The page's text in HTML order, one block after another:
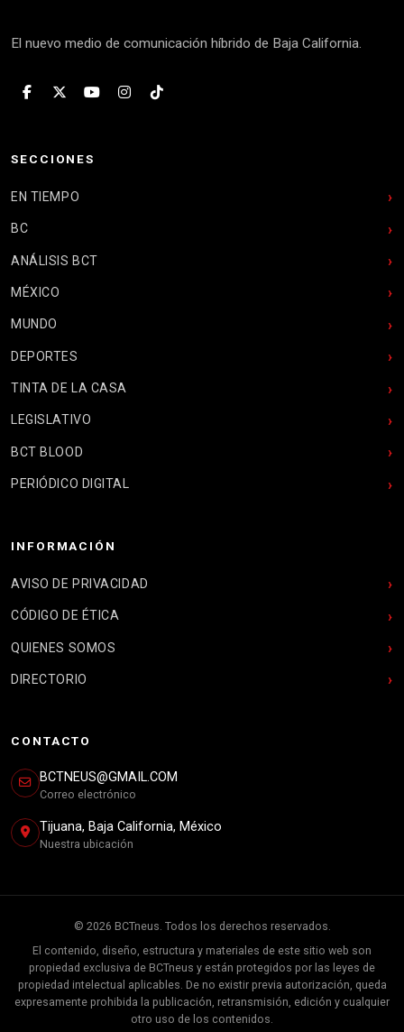
El nuevo medio de comunicación híbrido de Baja California.
SECCIONES
EN TIEMPO
BC
ANÁLISIS BCT
MÉXICO
MUNDO
DEPORTES
TINTA DE LA CASA
LEGISLATIVO
BCT BLOOD
PERIÓDICO DIGITAL
INFORMACIÓN
AVISO DE PRIVACIDAD
CÓDIGO DE ÉTICA
QUIENES SOMOS
DIRECTORIO
CONTACTO
BCTNEUS@GMAIL.COM
Correo electrónico
Tijuana, Baja California, México
Nuestra ubicación
© 2026 BCTneus. Todos los derechos reservados.
El contenido, diseño, estructura y materiales de este sitio web son
propiedad exclusiva de BCTneus y están protegidos por las leyes de
propiedad intelectual aplicables. De no existir previa autorización, queda
expresamente prohibida la publicación, retransmisión, edición y cualquier
otro uso de los contenidos.